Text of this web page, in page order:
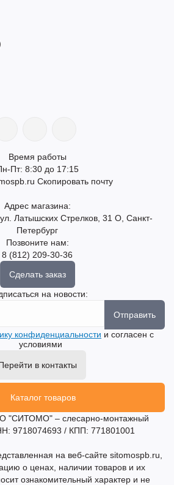
Время работы
Пт: 8:30 до 17:15
Скопировать почту
Адрес магазина:
Латышских Стрелков, 31 О, Санкт-
Петербург
Позвоните нам:
8 (812) 209-30-36
Сделать заказ
на новости:
Отправить
конфиденциальности и согласен с
условиями
в контакты
Каталог товаров
"СИТОМО" – слесарно-монтажный
9718074693 / КПП: 771801001
на веб-сайте sitomospb.ru,
о ценах, наличии товаров и их
ознакомительный характер и не